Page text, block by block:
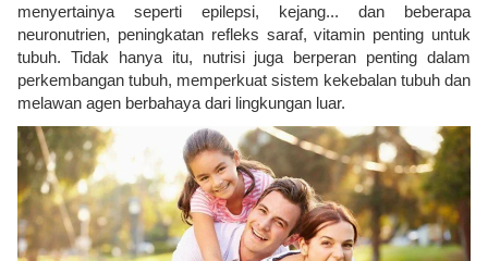
menyertainya seperti epilepsi, kejang... dan beberapa
neuronutrien, peningkatan refleks saraf, vitamin penting untuk
tubuh. Tidak hanya itu, nutrisi juga berperan penting dalam
perkembangan tubuh, memperkuat sistem kekebalan tubuh dan
melawan agen berbahaya dari lingkungan luar.